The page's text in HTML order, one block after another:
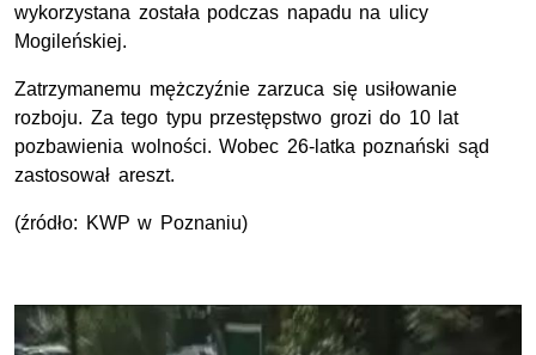
wykorzystana została podczas napadu na ulicy
Mogileńskiej.
Zatrzymanemu mężczyźnie zarzuca się usiłowanie
rozboju. Za tego typu przestępstwo grozi do 10 lat
pozbawienia wolności. Wobec 26-latka poznański sąd
zastosował areszt.
(źródło: KWP w Poznaniu)